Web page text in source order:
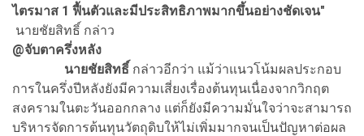
ไตรมาส 1 ฟื้นตัวและมีประสิทธิภาพมากขึ้นอย่างชัดเจน"
นายชัยสิทธิ์ กล่าว
@จับตาครึ่งหลัง
นายชัยสิทธิ์ กล่าวอีกว่า แม้ว่าแนวโน้มผลประกอบ
การในครึ่งปีหลังยังมีความเสี่ยงเรื่องต้นทุนเนื่องจากวิกฤต
สงครามในตะวันออกกลาง แต่ก็ยังมีความมั่นใจว่าจะสามารถ
บริหารจัดการต้นทุนวัตถุดิบให้ไม่เพิ่มมากจนเป็นปัญหาต่อผล